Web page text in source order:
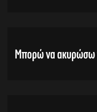
Μπορώ να ακυρώσω